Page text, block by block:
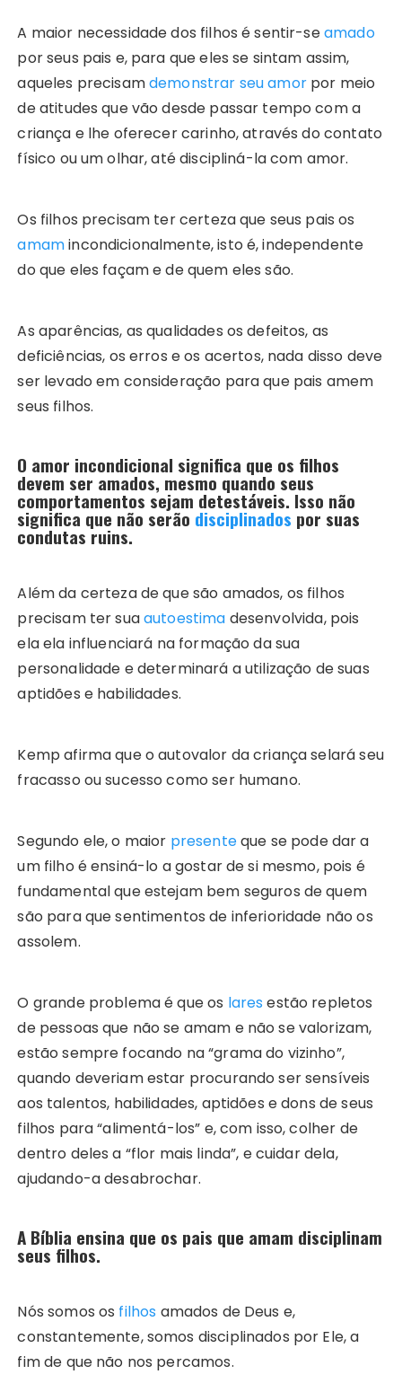
A maior necessidade dos filhos é sentir-seamado
por seus pais e, para que eles se sintam assim,
aqueles precisamdemonstrar seu amor por meio
de atitudes que vão desde passar tempo com a
criança e lhe oferecer carinho, através do contato
físico ou um olhar, até discipliná-la com amor.
Os filhos precisam ter certeza que seus pais os
amamincondicionalmente, isto é, independente
do que eles façam e de quem eles são.
As aparências, as qualidades os defeitos, as
deficiências, os erros e os acertos, nada disso deve
ser levado em consideração para que pais amem
seus filhos.
O amor incondicional significa que os filhos
devem ser amados, mesmo quando seus
comportamentos sejam detestáveis. Isso não
significa que não serão disciplinados por suas
condutas ruins.
Além da certeza de que são amados, os filhos
precisam ter suaautoestima desenvolvida, pois
ela ela influenciará na formação da sua
personalidade e determinará a utilização de suas
aptidões e habilidades.
Kemp afirma que o autovalor da criança selará seu
fracasso ou sucesso como ser humano.
Segundo ele, o maior presenteque se pode dar a
um filho é ensiná-lo a gostar de si mesmo, pois é
fundamental que estejam bem seguros de quem
são para que sentimentos de inferioridade não os
assolem.
O grande problema é que os lares estão repletos
de pessoas que não se amam e não se valorizam,
estão sempre focando na “grama do vizinho”,
quando deveriam estar procurando ser sensíveis
aos talentos, habilidades, aptidões e dons de seus
filhos para “alimentá-los” e, com isso, colher de
dentro deles a “flor mais linda”, e cuidar dela,
ajudando-a desabrochar.
A Bíblia ensina que os pais que amam disciplinam
seus filhos.
Nós somos os filhos amados de Deus e,
constantemente, somos disciplinados por Ele, a
fim de que não nos percamos.